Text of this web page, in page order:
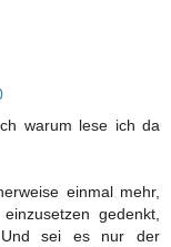
warum lese ich da
einmal mehr,
gedenkt,
Und sei es nur der